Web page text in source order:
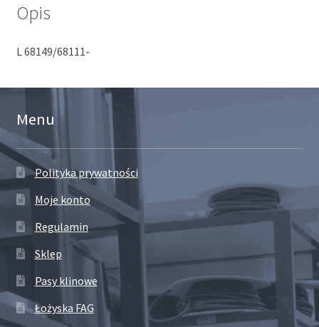
Opis
L 68149/68111-
Menu
Polityka prywatności
Moje konto
Regulamin
Sklep
Pasy klinowe
Łożyska FAG